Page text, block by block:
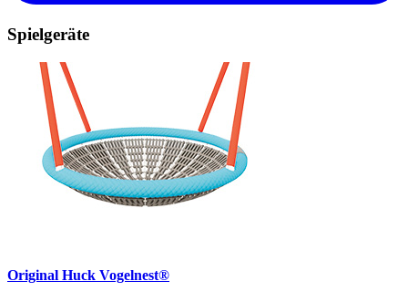
Spielgeräte
Original Huck Vogelnest®